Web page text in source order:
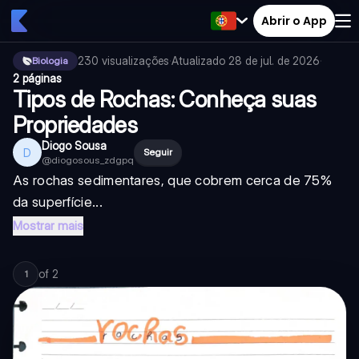
Abrir o App
Biologia 230 visualizações·Atualizado 28 de jul. de 2026·
2 páginas
Tipos de Rochas: Conheça suas
Propriedades
D Diogo Sousa
@diogosous_zdgpq
Seguir
As rochas sedimentares, que cobrem cerca de 75%
da superfície...
Mostrar mais
1 of 2